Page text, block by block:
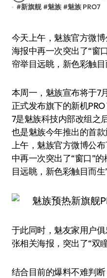
#新旗舰 #魅族 #魅族 PRO7
今天上午，魅族官方微博公布了一张倒计时海报，
海报中再一次突出了“窗
帘举目远眺，新色彩触目
本周一，魅族宣布将于7
正式发布旗下的新机PRO
7是魅族科技内部改组之
也是魅族今年推出的首
上午，魅族官方微博公
中再一次突出了“窗口”
目远眺，新色彩触目而生”
于此同时，魅友家用户
张相关海报，突出了“双瞳
结合目前的爆料不难判